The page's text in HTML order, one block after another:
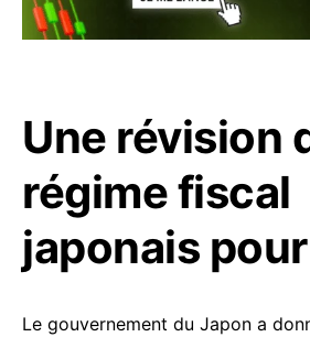
Une révision
régime fiscal
japonais
Le gouvernement du Japon a